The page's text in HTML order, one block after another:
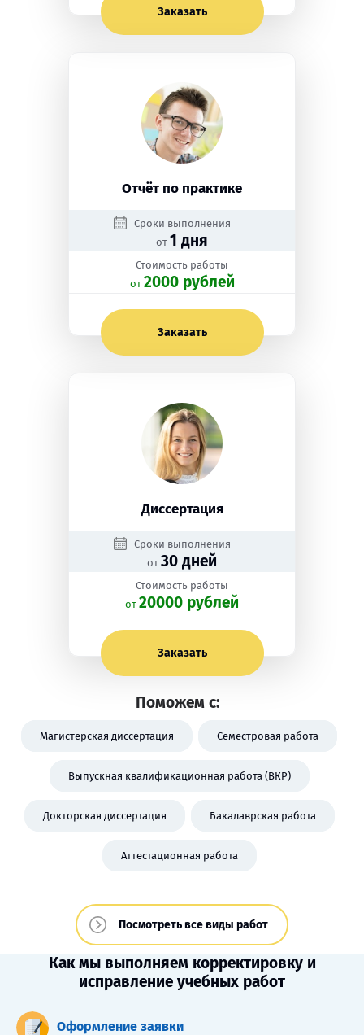
Заказать
Отчёт по практике
Сроки выполнения
от 1 дня
Стоимость работы
oт 2000 рублей
Заказать
Диссертация
Сроки выполнения
от 30 дней
Стоимость работы
oт 20000 рублей
Заказать
Поможем с:
Магистерская диссертация Семестровая работа
Выпускная квалификационная работа (ВКР)
Докторская диссертация Бакалаврская работа
Аттестационная работа
Посмотреть все виды работ
Как мы выполняем корректировку и
исправление учебных работ
Оформление заявки